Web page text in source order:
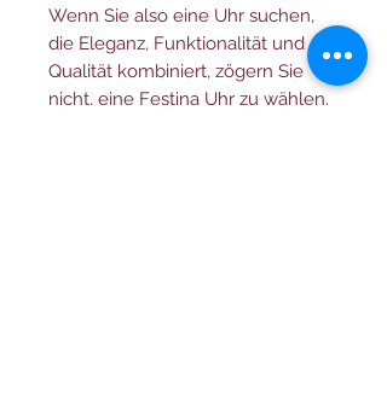
Wenn Sie also eine Uhr suchen,
die Eleganz, Funktionalität und
Qualität kombiniert, zögern Sie
nicht, eine Festina Uhr zu wählen.